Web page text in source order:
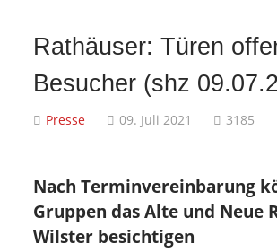
Rathäuser: Türen
Besucher (shz
Presse 09. Juli 2021 3185
Nach Terminvereinbarung
Gruppen das Alte und Neue
Wilster besichtigen